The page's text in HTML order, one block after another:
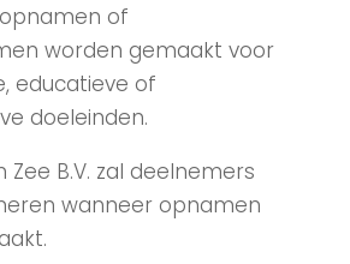
of
worden gemaakt voor
educatieve of
doeleinden.
Zee B.V. zal deelnemers
wanneer opnamen